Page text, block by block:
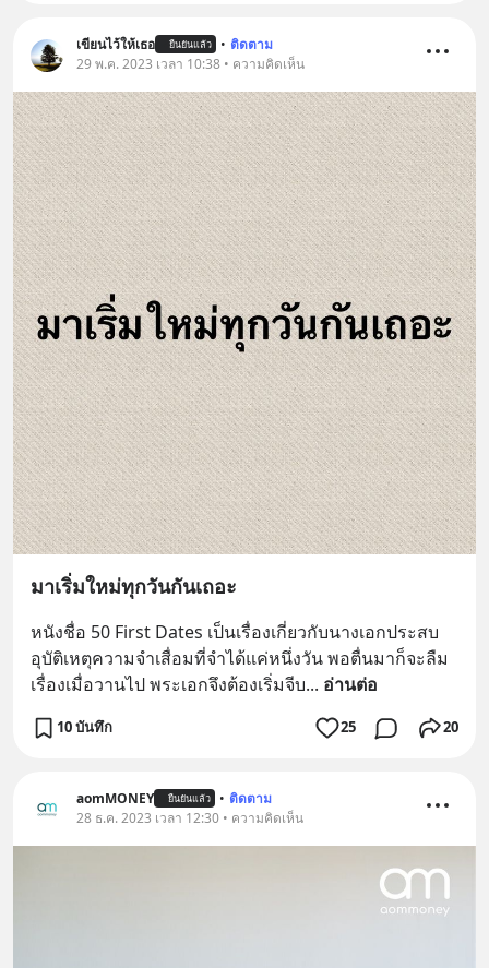
เขียนไว้ให้เธอ ยืนยันแล้ว • ติดตาม
29 พ.ค. 2023 เวลา 10:38 • ความคิดเห็น
มาเริ่มใหม่ทุกวันกันเถอะ
หนังชื่อ 50 First Dates เป็นเรื่องเกี่ยวกับนางเอกประสบ
อุบัติเหตุความจำเสื่อมที่จำได้แค่หนึ่งวัน พอตื่นมาก็จะลืม
เรื่องเมื่อวานไป พระเอกจึงต้องเริ่มจีบ... อ่านต่อ
10 บันทึก 25 20
aomMONEY ยืนยันแล้ว • ติดตาม
28 ธ.ค. 2023 เวลา 12:30 • ความคิดเห็น